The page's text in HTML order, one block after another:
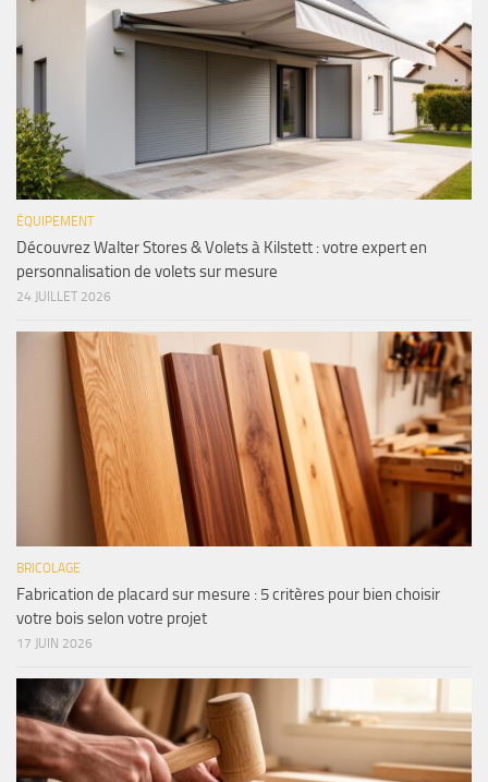
ÉQUIPEMENT
Découvrez Walter Stores & Volets à Kilstett : votre expert en
personnalisation de volets sur mesure
24 JUILLET 2026
BRICOLAGE
Fabrication de placard sur mesure : 5 critères pour bien choisir
votre bois selon votre projet
17 JUIN 2026